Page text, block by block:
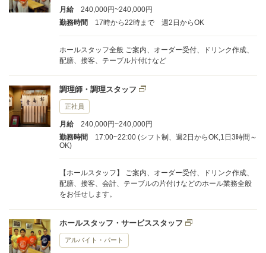
月給
240,000円~240,000円
勤務時間
17時から22時まで 週2日からOK
ホールスタッフ全般 ご案内、オーダー受付、ドリンク作成、
配膳、接客、テーブル片付けなど
調理師・調理スタッフ
正社員
月給
240,000円~240,000円
勤務時間
17:00~22:00 (シフト制、週2日からOK,1日3時間～
OK)
【ホールスタッフ】 ご案内、オーダー受付、ドリンク作成、
配膳、接客、会計、テーブルの片付けなどのホール業務全般
をお任せします。
ホールスタッフ・サービススタッフ
アルバイト・パート